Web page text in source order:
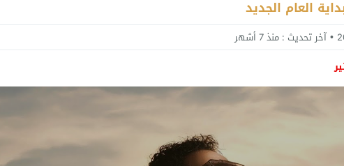
العام الجديد
آخر تحديث : منذ 7 أشهر